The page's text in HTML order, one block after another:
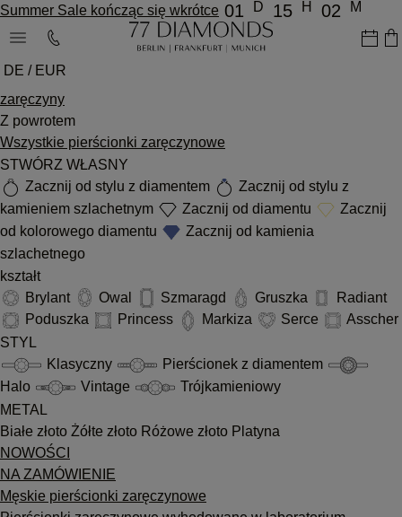
Summer Sale kończąc się wkrótce 01 D 15 H 02 M
DE / EUR
zaręczyny
Z powrotem
Wszystkie pierścionki zaręczynowe
STWÓRZ WŁASNY
Zacznij od stylu z diamentem
Zacznij od stylu z
kamieniem szlachetnym
Zacznij od diamentu
Zacznij
od kolorowego diamentu
Zacznij od kamienia
szlachetnego
kształt
Brylant
Owal Szmaragd Gruszka
Radiant
Poduszka
Princess Markiza Serce
Asscher
STYL
Klasyczny
Pierścionek z diamentem
Halo
Vintage
Trójkamieniowy
METAL
Białe złoto Żółte złoto Różowe złoto Platyna
NOWOŚCI
NA ZAMÓWIENIE
Męskie pierścionki zaręczynowe